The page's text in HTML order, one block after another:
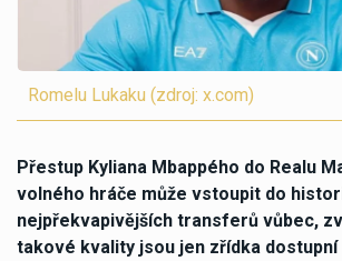
Romelu Lukaku (zdroj: x.com)
Přestup Kyliana Mbappého do Realu
volného hráče může vstoupit do
nejpřekvapivějších transferů vůbec,
takové kvality jsou jen zřídka dostupní